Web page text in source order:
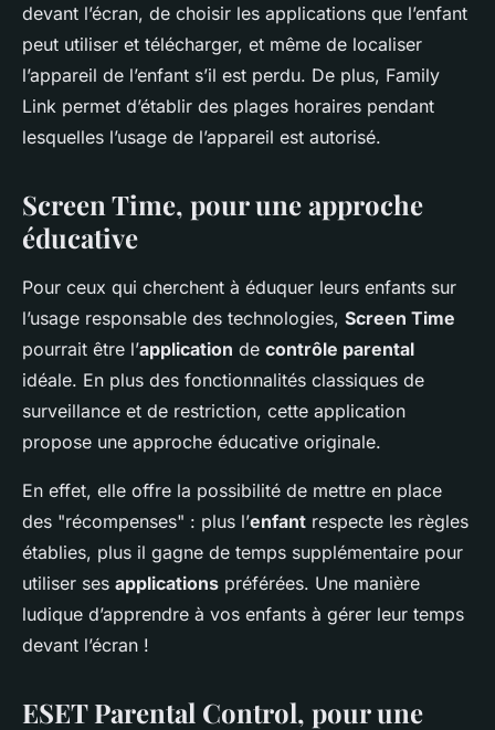
devant l’écran, de choisir les applications que l’enfant
peut utiliser et télécharger, et même de localiser
l’appareil de l’enfant s’il est perdu. De plus, Family
Link permet d’établir des plages horaires pendant
lesquelles l’usage de l’appareil est autorisé.
Screen Time, pour une approche
éducative
Pour ceux qui cherchent à éduquer leurs enfants sur
l’usage responsable des technologies, Screen Time
pourrait être l’application de contrôle parental
idéale. En plus des fonctionnalités classiques de
surveillance et de restriction, cette application
propose une approche éducative originale.
En effet, elle offre la possibilité de mettre en place
des "récompenses" : plus l’enfant respecte les règles
établies, plus il gagne de temps supplémentaire pour
utiliser ses applications préférées. Une manière
ludique d’apprendre à vos enfants à gérer leur temps
devant l’écran !
ESET Parental Control, pour une